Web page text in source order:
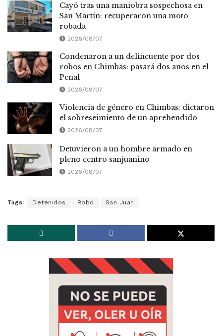
Cayó tras una maniobra sospechosa en
San Martín: recuperaron una moto
robada
2026/08/07
Condenaron a un delincuente por dos
robos en Chimbas: pasará dos años en el
Penal
2026/08/07
Violencia de género en Chimbas: dictaron
el sobreseimiento de un aprehendido
2026/08/07
Detuvieron a un hombre armado en
pleno centro sanjuanino
2026/08/07
Tags: Detenidos Robo San Juan